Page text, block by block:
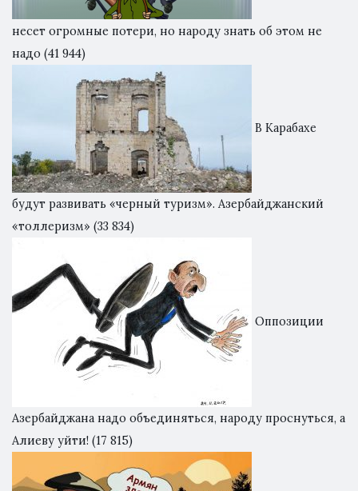
несет огромные потери, но народу знать об этом не
надо (41 944)
В Карабахе
будут развивать «черный туризм». Азербайджанский
«толлеризм» (33 834)
Оппозиции
Азербайджана надо объединяться, народу проснуться, а
Алиеву уйти! (17 815)